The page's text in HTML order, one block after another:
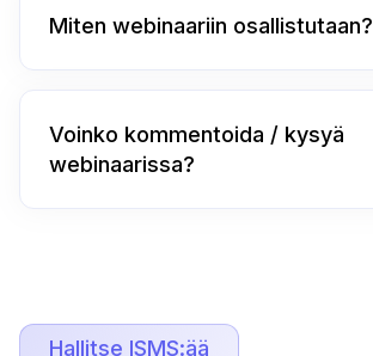
Miten webinaariin osallistutaan?
Voinko kommentoida / kysyä
webinaarissa?
Hallitse ISMS:ää